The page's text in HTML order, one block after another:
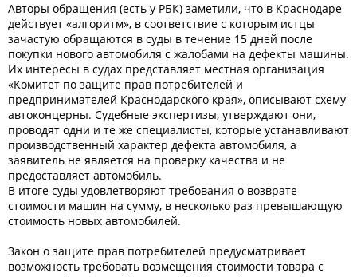
Авторы обращения (есть у РБК) заметили, что в Краснодаре
действует «алгоритм», в соответствие с которым истцы
зачастую обращаются в суды в течение 15 дней после
покупки нового автомобиля с жалобами на дефекты машины.
Их интересы в судах представляет местная организация
«Комитет по защите прав потребителей и
предпринимателей Краснодарского края», описывают схему
автоконцерны. Судебные экспертизы, утверждают они,
проводят одни и те же специалисты, которые устанавливают
производственный характер дефекта автомобиля, а
заявитель не является на проверку качества и не
предоставляет автомобиль.
В итоге суды удовлетворяют требования о возврате
стоимости машин на сумму, в несколько раз превышающую
стоимость новых автомобилей.
Закон о защите прав потребителей предусматривает
возможность требовать возмещения стоимости товара с